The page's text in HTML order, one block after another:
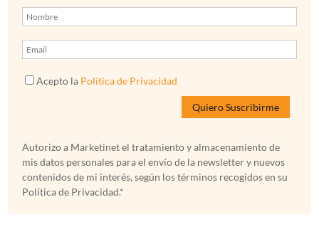
Acepto la Política de Privacidad
Autorizo a Marketinet el tratamiento y almacenamiento de
mis datos personales para el envío de la newsletter y nuevos
contenidos de mi interés, según los términos recogidos en su
Política de Privacidad.*